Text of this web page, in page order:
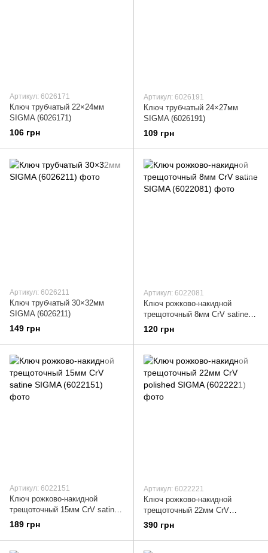
Артикул: 6026171
Ключ трубчатый 22×24мм
SIGMA (6026171)
106 грн
Артикул: 6026191
Ключ трубчатый 24×27мм
SIGMA (6026191)
109 грн
Артикул: 6026211
Ключ трубчатый 30×32мм
SIGMA (6026211)
149 грн
Артикул: 6022081
Ключ рожково-накидной
трещоточный 8мм CrV satine
SIGMA (6022081)
120 грн
Артикул: 6022151
Ключ рожково-накидной
трещоточный 15мм CrV satine
SIGMA (6022151)
189 грн
Артикул: 6022221
Ключ рожково-накидной
трещоточный 22мм CrV
polished SIGMA (6022221)
390 грн